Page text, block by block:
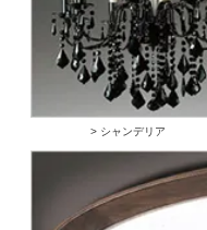
> シャンデリア